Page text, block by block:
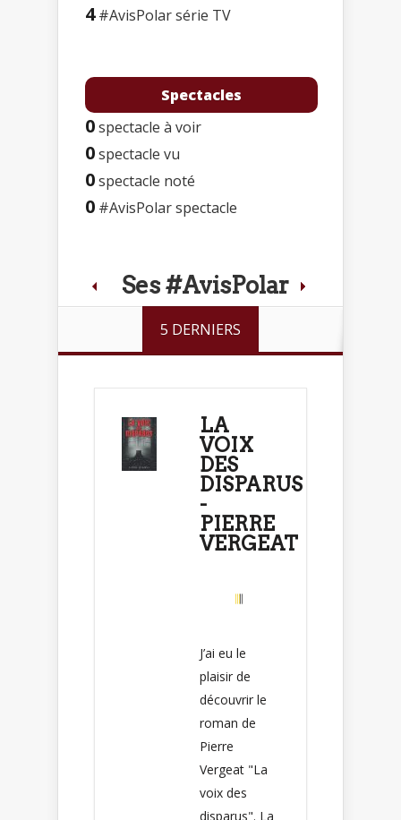
4#AvisPolar série TV
Spectacles
0spectacle à voir
0spectacle vu
0spectacle noté
0 #AvisPolar spectacle
Ses #AvisPolar
5 DERNIERS
LA
VOIX
DES
DISPARUS
-
PIERRE
VERGEAT
J’ai eu le
plaisir de
découvrir le
roman de
Pierre
Vergeat "La
voix des
disparus". La